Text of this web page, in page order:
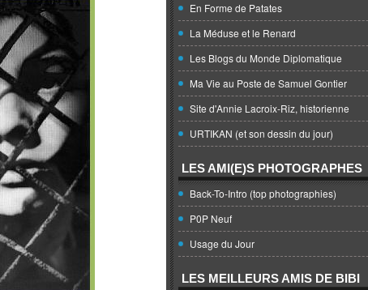
En Forme de Patates
La Méduse et le Renard
Les Blogs du Monde Diplomatique
Ma Vie au Poste de Samuel Gontier
Site d'Annie Lacroix-Riz, historienne
URTIKAN (et son dessin du jour)
LES AMI(E)S PHOTOGRAPHES
Back-To-Intro (top photographies)
P0P Neuf
Usage du Jour
LES MEILLEURS AMIS DE BIBI